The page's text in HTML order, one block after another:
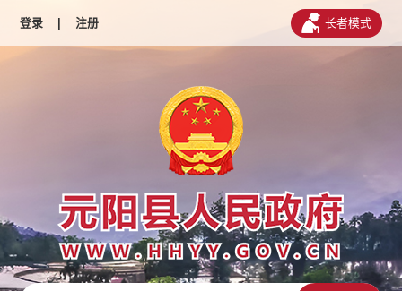
登录 | 注册 长者模式